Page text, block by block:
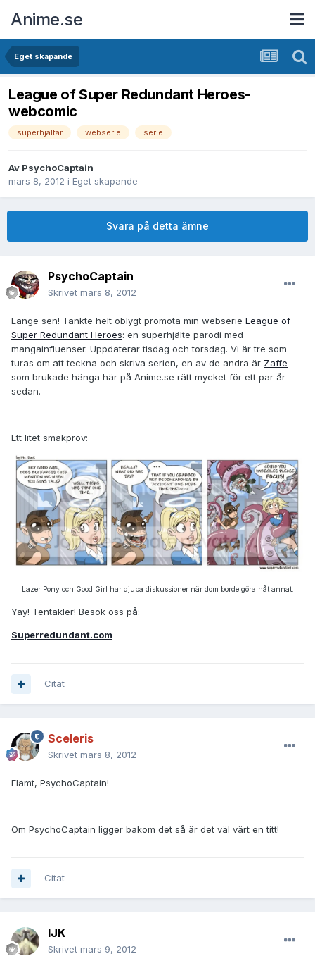
Anime.se
Eget skapande
League of Super Redundant Heroes-
webcomic
superhjältar webserie serie
Av PsychoCaptain
mars 8, 2012 i Eget skapande
Svara på detta ämne
PsychoCaptain
Skrivet mars 8, 2012
Länge sen! Tänkte helt oblygt promota min webserie League of
Super Redundant Heroes: en superhjälte parodi med
mangainfluenser. Uppdaterar tisdag och torsdag. Vi är tre som
turas om att teckna och skriva serien, en av de andra är Zaffe
som brukade hänga här på Anime.se rätt mycket för ett par år
sedan.
Ett litet smakprov:
Lazer Pony och Good Girl har djupa diskussioner när dom borde göra nåt annat.
Yay! Tentakler! Besök oss på:
Superredundant.com
Citat
Sceleris
Skrivet mars 8, 2012
Flämt, PsychoCaptain!
Om PsychoCaptain ligger bakom det så är det väl värt en titt!
Citat
IJK
Skrivet mars 9, 2012